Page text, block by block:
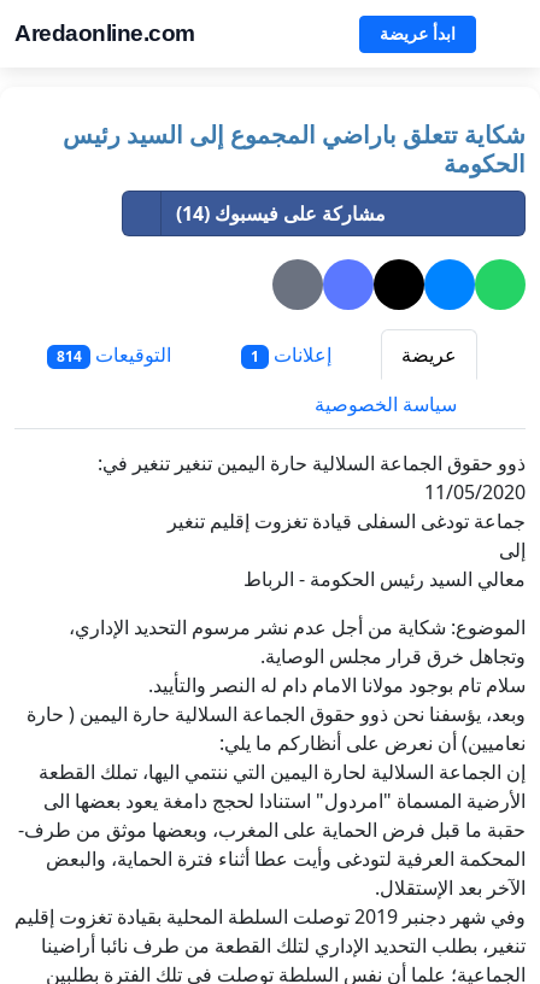
Aredaonline.com ابدأ عريضة
شكاية تتعلق باراضي المجموع إلى السيد رئيس
الحكومة
مشاركة على فيسبوك (14)
عريضة إعلانات 1 التوقيعات 814
سياسة الخصوصية
ذوو حقوق الجماعة السلالية حارة اليمين تنغير تنغير في:
11/05/2020
جماعة تودغى السفلى قيادة تغزوت إقليم تنغير
إلى
معالي السيد رئيس الحكومة - الرباط
الموضوع: شكاية من أجل عدم نشر مرسوم التحديد الإداري،
وتجاهل خرق قرار مجلس الوصاية.
سلام تام بوجود مولانا الامام دام له النصر والتأييد.
وبعد، يؤسفنا نحن ذوو حقوق الجماعة السلالية حارة اليمين ( حارة
نعاميين) أن نعرض على أنظاركم ما يلي:
إن الجماعة السلالية لحارة اليمين التي ننتمي اليها، تملك القطعة
الأرضية المسماة "امردول" استنادا لحجج دامغة يعود بعضها الى
حقبة ما قبل فرض الحماية على المغرب، وبعضها موثق من طرف-
المحكمة العرفية لتودغى وأيت عطا أثناء فترة الحماية، والبعض
الآخر بعد الإستقلال.
وفي شهر دجنبر 2019 توصلت السلطة المحلية بقيادة تغزوت إقليم
تنغير، بطلب التحديد الإداري لتلك القطعة من طرف نائبا أراضينا
الجماعية؛ علما أن نفس السلطة توصلت في تلك الفترة بطلبين